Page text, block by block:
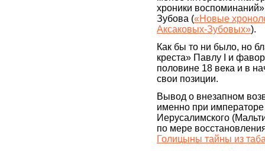
хроники
Зубова («Новые
Аксаковых-Зубовых»).
Как бы то ни было, но
креста» Павлу I и
половине 18 века и в
свои позиции.
Вывод о внезапном
именно при
Иерусалимского
по мере
Голицыны тайны из